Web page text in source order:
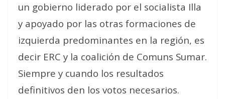
un gobierno liderado por el socialista Illa
y apoyado por las otras formaciones de
izquierda predominantes en la región, es
decir ERC y la coalición de Comuns Sumar.
Siempre y cuando los resultados
definitivos den los votos necesarios.